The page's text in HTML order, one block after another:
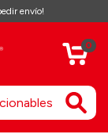
envío!
0